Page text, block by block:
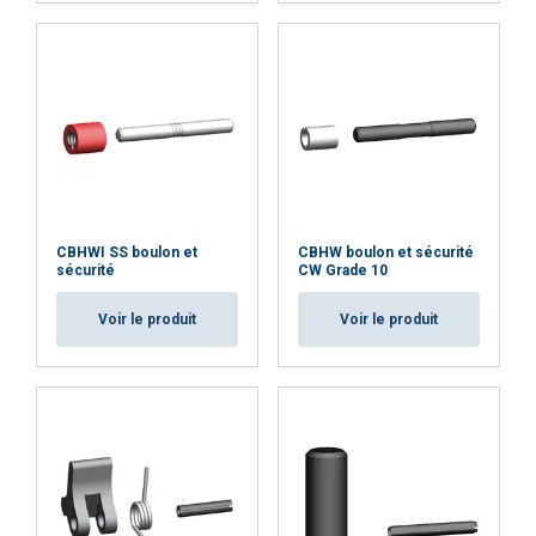
CBHWI SS boulon et
sécurité
Voir le produit
CBHW boulon et sécurité
CW Grade 10
Voir le produit